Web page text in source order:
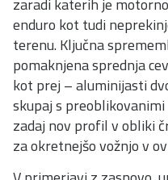
enduro kot tudi
terenu. Ključna
pomaknjena sprednja
kot prej – aluminijasti
skupaj s
zadaj nov profil v obliki
za okretnejšo vožnjo v